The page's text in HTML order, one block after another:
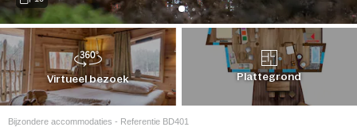
Virtueel bezoek Plattegrond
Bijzondere accommodaties - Referentie BD401